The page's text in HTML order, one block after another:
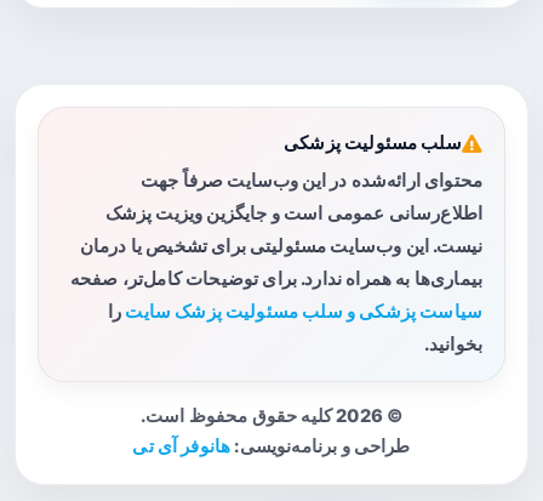
سلب مسئولیت پزشکی
محتوای ارائه‌شده در این وب‌سایت صرفاً جهت
اطلاع‌رسانی عمومی است و جایگزین ویزیت پزشک
نیست. این وب‌سایت مسئولیتی برای تشخیص یا درمان
بیماری‌ها به همراه ندارد. برای توضیحات کامل‌تر، صفحه
سیاست پزشکی و سلب مسئولیت پزشک سایت را
بخوانید.
© 2026 کلیه حقوق محفوظ است.
طراحی و برنامه‌نویسی: هانوفر آی تی